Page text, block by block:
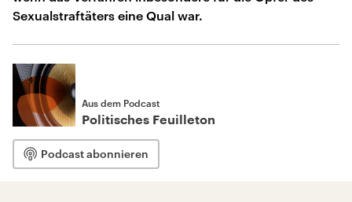
Sexualstraftäters eine Qual war.
Aus dem Podcast
Politisches Feuilleton
Podcast abonnieren